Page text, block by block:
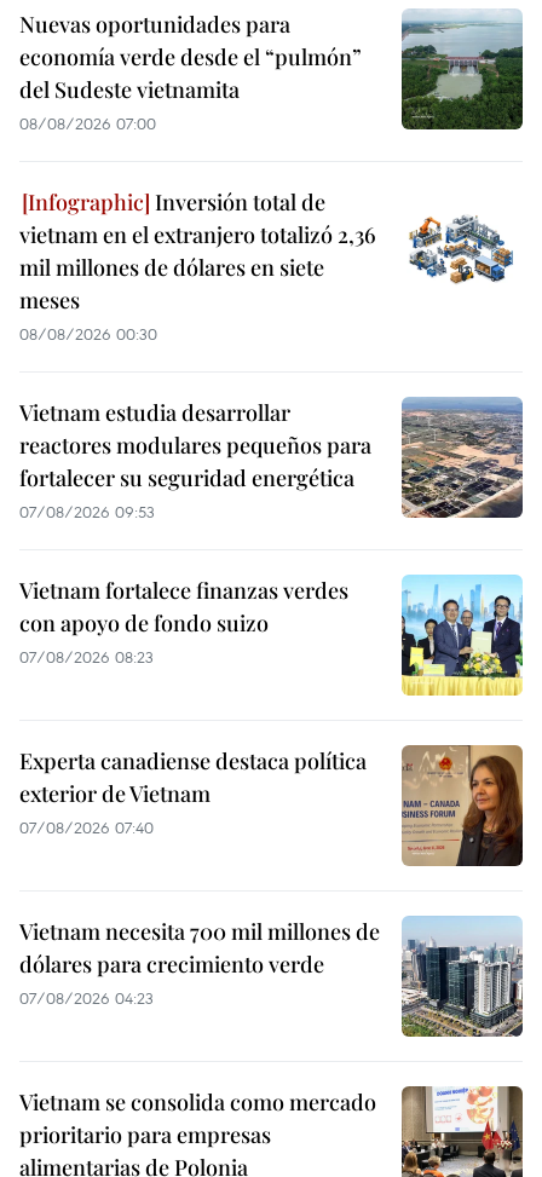
Nuevas oportunidades para
economía verde desde el “pulmón”
del Sudeste vietnamita
08/08/2026 07:00
Inversión total de
vietnam en el extranjero totalizó 2,36
mil millones de dólares en siete
meses
08/08/2026 00:30
Vietnam estudia desarrollar
reactores modulares pequeños para
fortalecer su seguridad energética
07/08/2026 09:53
Vietnam fortalece finanzas verdes
con apoyo de fondo suizo
07/08/2026 08:23
Experta canadiense destaca política
exterior de Vietnam
07/08/2026 07:40
Vietnam necesita 700 mil millones de
dólares para crecimiento verde
07/08/2026 04:23
Vietnam se consolida como mercado
prioritario para empresas
alimentarias de Polonia